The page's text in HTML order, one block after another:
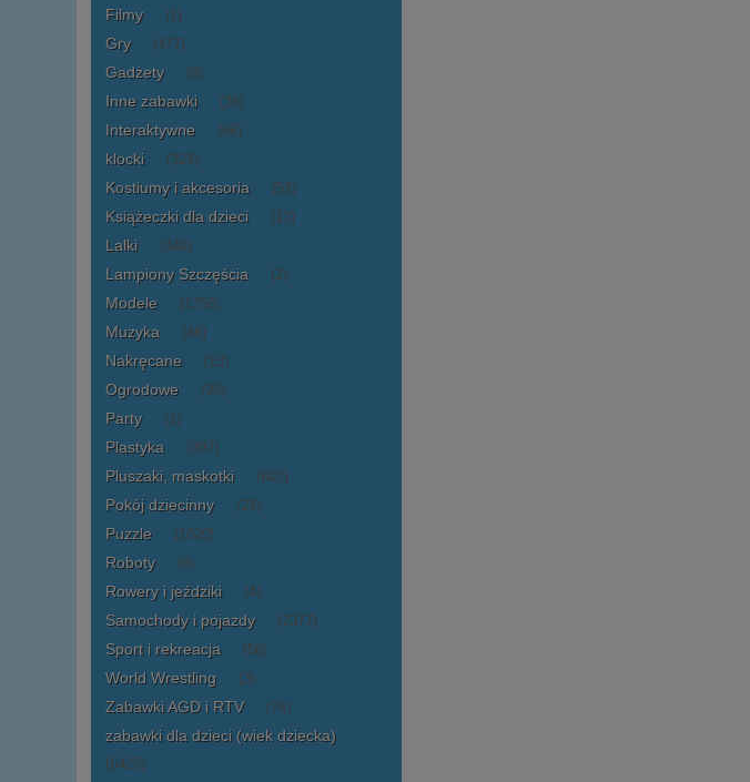
Filmy (1)
Gry (477)
Gadżety (8)
Inne zabawki (36)
Interaktywne (66)
klocki (323)
Kostiumy i akcesoria (53)
Książeczki dla dzieci (13)
Lalki (349)
Lampiony Szczęścia (2)
Modele (1756)
Muzyka (46)
Nakręcane (13)
Ogrodowe (95)
Party (1)
Plastyka (397)
Pluszaki, maskotki (602)
Pokój dziecinny (23)
Puzzle (1020)
Roboty (8)
Rowery i jeździki (4)
Samochody i pojazdy (2377)
Sport i rekreacja (56)
World Wrestling (3)
Zabawki AGD i RTV (76)
zabawki dla dzieci (wiek dziecka)
(6423)